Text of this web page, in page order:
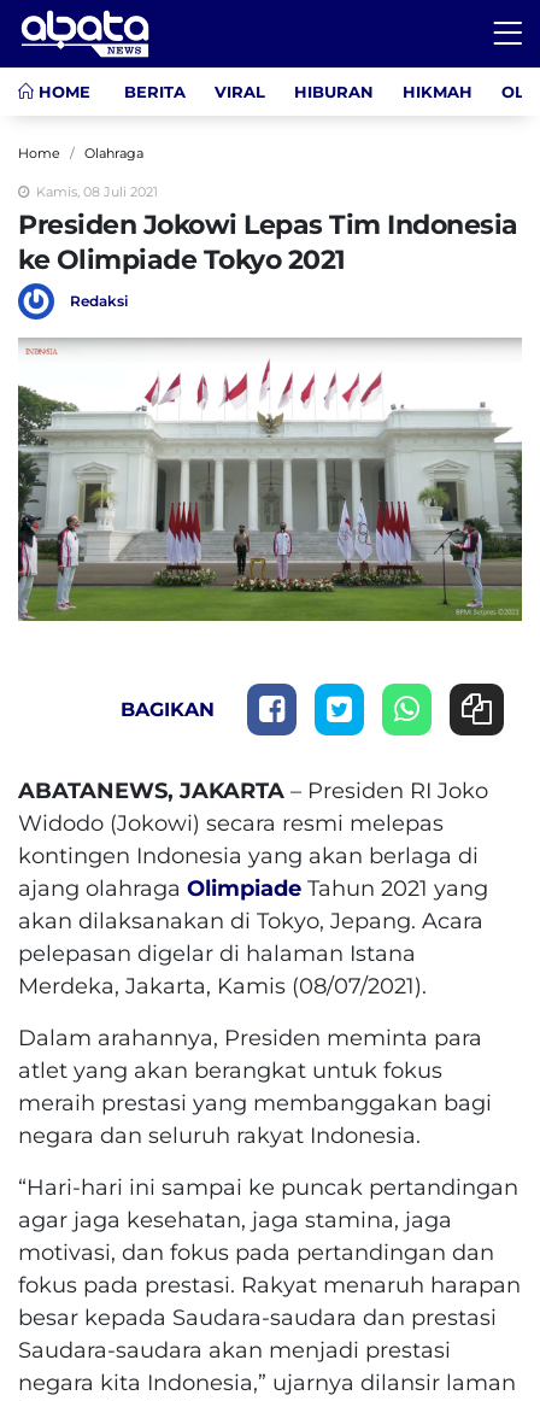
HOME BERITA VIRAL HIBURAN HIKMAH
Home Olahraga
Kamis, 08 Juli 2021
Presiden Jokowi Lepas Tim Indonesia
ke Olimpiade Tokyo 2021
Redaksi
BAGIKAN
ABATANEWS, JAKARTA – Presiden RI Joko
Widodo (Jokowi) secara resmi melepas
kontingen Indonesia yang akan berlaga di
ajang olahraga Olimpiade Tahun 2021 yang
akan dilaksanakan di Tokyo, Jepang. Acara
pelepasan digelar di halaman Istana
Merdeka, Jakarta, Kamis (08/07/2021).
Dalam arahannya, Presiden meminta para
atlet yang akan berangkat untuk fokus
meraih prestasi yang membanggakan bagi
negara dan seluruh rakyat Indonesia.
“Hari-hari ini sampai ke puncak pertandingan
agar jaga kesehatan, jaga stamina, jaga
motivasi, dan fokus pada pertandingan dan
fokus pada prestasi. Rakyat menaruh harapan
besar kepada Saudara-saudara dan prestasi
Saudara-saudara akan menjadi prestasi
negara kita Indonesia,” ujarnya dilansir laman